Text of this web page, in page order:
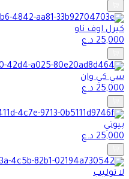
كيرل اوف ناو
25,000د.ع
سي كي وان
25,000د.ع
بيوتي
25,000د.ع
لا توليب